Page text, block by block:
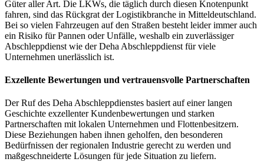
Güter aller Art. Die LKWs, die täglich durch diesen Knotenpunkt
fahren, sind das Rückgrat der Logistikbranche in Mitteldeutschland.
Bei so vielen Fahrzeugen auf den Straßen besteht leider immer auch
ein Risiko für Pannen oder Unfälle, weshalb ein zuverlässiger
Abschleppdienst wie der Deha Abschleppdienst für viele
Unternehmen unerlässlich ist.
Exzellente Bewertungen und vertrauensvolle Partnerschaften
Der Ruf des Deha Abschleppdienstes basiert auf einer langen
Geschichte exzellenter Kundenbewertungen und starken
Partnerschaften mit lokalen Unternehmen und Flottenbesitzern.
Diese Beziehungen haben ihnen geholfen, den besonderen
Bedürfnissen der regionalen Industrie gerecht zu werden und
maßgeschneiderte Lösungen für jede Situation zu liefern.